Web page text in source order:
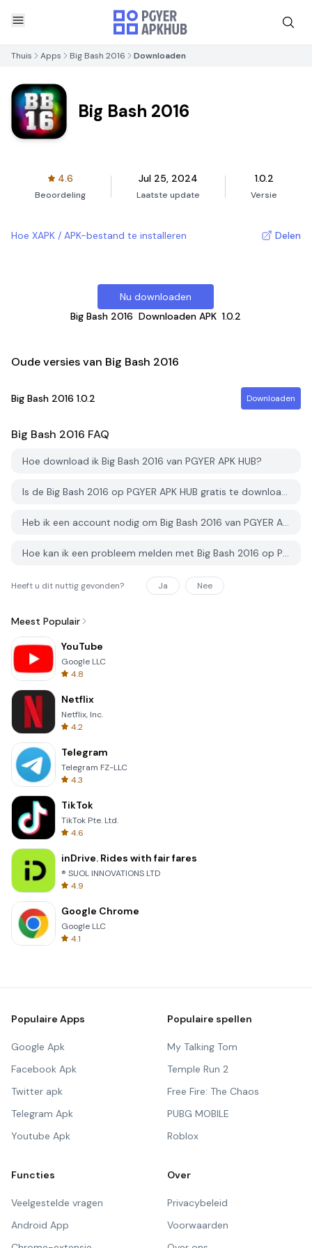
Thuis Apps Big Bash 2016 Downloaden
Big Bash 2016
4.6
Beoordeling
Jul 25, 2024
Laatste update
1.0.2
Versie
Hoe XAPK / APK-bestand te installeren Delen
Nu downloaden
Big Bash 2016 Downloaden APK 1.0.2
Oude versies van Big Bash 2016
Big Bash 2016 1.0.2 Downloaden
Big Bash 2016 FAQ
Hoe download ik Big Bash 2016 van PGYER APK HUB?
Is de Big Bash 2016 op PGYER APK HUB gratis te downloaden?
Heb ik een account nodig om Big Bash 2016 van PGYER APK HUB te downloaden?
Hoe kan ik een probleem melden met Big Bash 2016 op PGYER APK HUB?
Heeft u dit nuttig gevonden? Ja Nee
Meest Populair
YouTube
Google LLC
4.8
Netflix
Netflix, Inc.
4.2
Telegram
Telegram FZ-LLC
4.3
TikTok
TikTok Pte. Ltd.
4.6
inDrive. Rides with fair fares
® SUOL INNOVATIONS LTD
4.9
Google Chrome
Google LLC
4.1
Populaire Apps
Google Apk
Facebook Apk
Twitter apk
Telegram Apk
Youtube Apk
Populaire spellen
My Talking Tom
Temple Run 2
Free Fire: The Chaos
PUBG MOBILE
Roblox
Functies
Veelgestelde vragen
Android App
Over
Privacybeleid
Voorwaarden